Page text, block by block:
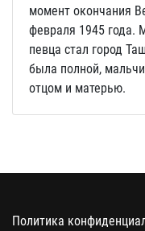
момент окончания
февраля 1945 года.
певца стал город
была полной,
отцом и матерью.
Политика